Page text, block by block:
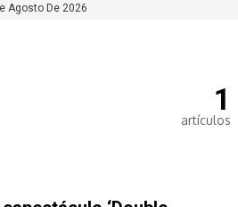
Agosto De 2026
1
artículos